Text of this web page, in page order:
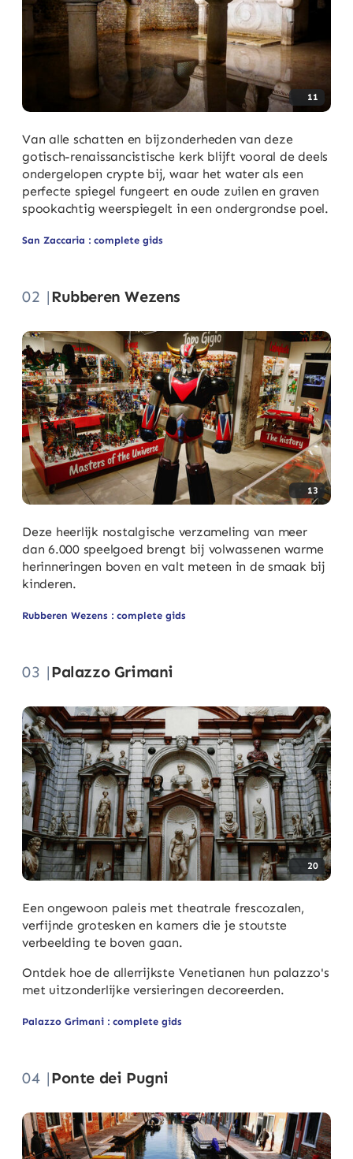
11
Van alle schatten en bijzonderheden van deze
gotisch-renaissancistische kerk blijft vooral de deels
ondergelopen crypte bij, waar het water als een
perfecte spiegel fungeert en oude zuilen en graven
spookachtig weerspiegelt in een ondergrondse poel.
San Zaccaria : complete gids
02 |Rubberen Wezens
13
Deze heerlijk nostalgische verzameling van meer
dan 6.000 speelgoed brengt bij volwassenen warme
herinneringen boven en valt meteen in de smaak bij
kinderen.
Rubberen Wezens : complete gids
03 |Palazzo Grimani
20
Een ongewoon paleis met theatrale frescozalen,
verfijnde grotesken en kamers die je stoutste
verbeelding te boven gaan.
Ontdek hoe de allerrijkste Venetianen hun palazzo's
met uitzonderlijke versieringen decoreerden.
Palazzo Grimani : complete gids
04 |Ponte dei Pugni